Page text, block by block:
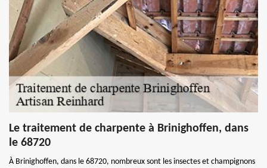
Le traitement de charpente à Brinighoffen, dans
le 68720
À Brinighoffen, dans le 68720, nombreux sont les insectes et champignons